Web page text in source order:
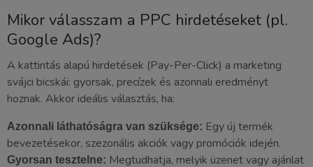
Mikor válasszam a PPC hirdetéseket (pl.
Google Ads)?
A kattintás alapú hirdetések (Pay-Per-Click) a marketing
svájci bicskái: gyorsak, precízek és azonnali eredményt
hoznak. Akkor ideális választás, ha:
Azonnali láthatóságra van szüksége: Egy új termék
bevezetésekor, szezonális akciók vagy promóciók idején.
Gyorsan tesztelne: Megtudhatja, melyik üzenet vagy ajánlat